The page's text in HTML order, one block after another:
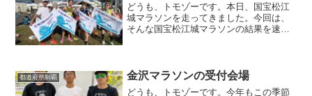
どうも、トモゾーです。本日、国宝松江
城マラソンを走ってきました。今回は、
そんな国宝松江城マラソンの結果を速報
結果は・・・２時間４７分...
都道府県制覇 金沢マラソンの受付会場
どうも、トモゾーです。今年もこの季節